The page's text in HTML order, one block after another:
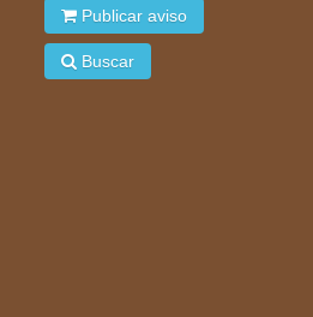
Publicar aviso
Buscar